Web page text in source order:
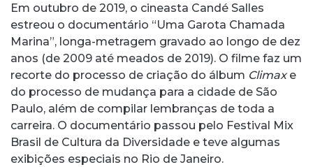
Em outubro de 2019, o cineasta Candé Salles
estreou o documentário “Uma Garota Chamada
Marina”, longa-metragem gravado ao longo de dez
anos (de 2009 até meados de 2019). O filme faz um
recorte do processo de criação do álbum Climaxe
do processo de mudança para a cidade de São
Paulo, além de compilar lembranças de toda a
carreira. O documentário passou pelo Festival Mix
Brasil de Cultura da Diversidade e teve algumas
exibições especiais no Rio de Janeiro.